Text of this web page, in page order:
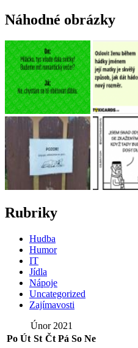
Náhodné obrázky
Rubriky
Hudba
Humor
IT
Jídla
Nápoje
Uncategorized
Zajímavosti
Únor 2021
Po Út St Čt Pá So Ne